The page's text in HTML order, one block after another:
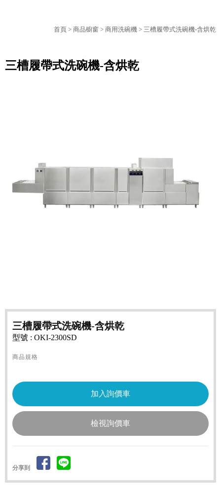
首頁 > 商品櫥窗 > 商用洗碗機 > 三槽履帶式洗碗機-含烘乾
三槽履帶式洗碗機-含烘乾
三槽履帶式洗碗機-含烘乾
型號 : OKI-2300SD
商品規格
檢視詢價車
分享到